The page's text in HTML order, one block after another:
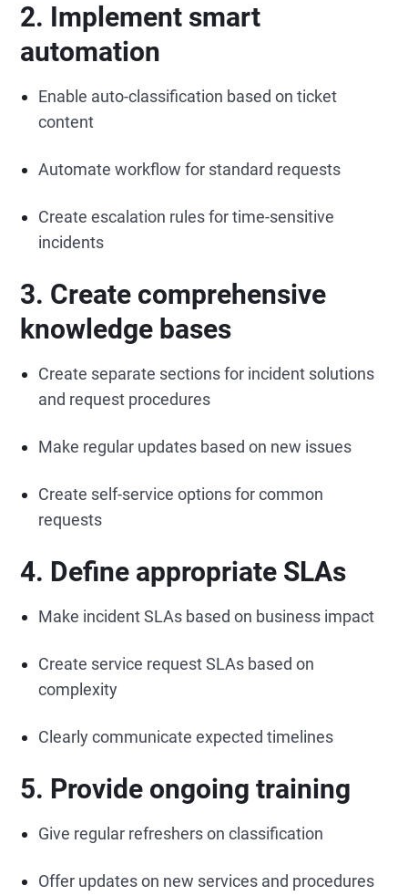
2. Implement smart
automation
Enable auto-classification based on ticket
content
Automate workflow for standard requests
Create escalation rules for time-sensitive
incidents
3. Create comprehensive
knowledge bases
Create separate sections for incident solutions
and request procedures
Make regular updates based on new issues
Create self-service options for common
requests
4. Define appropriate SLAs
Make incident SLAs based on business impact
Create service request SLAs based on
complexity
Clearly communicate expected timelines
5. Provide ongoing training
Give regular refreshers on classification
Offer updates on new services and procedures